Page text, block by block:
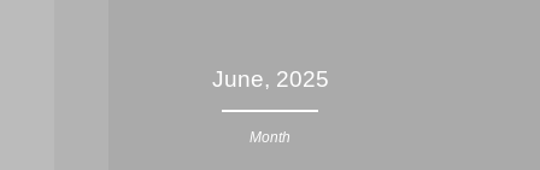
June, 2025
Month